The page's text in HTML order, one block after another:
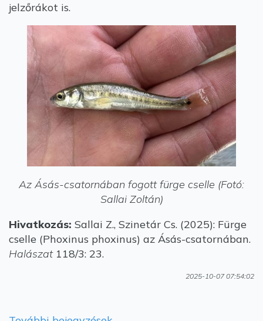
jelzőrákot is.
Az Ásás-csatornában fogott fürge cselle (Fotó:
Sallai Zoltán)
Hivatkozás: Sallai Z., Szinetár Cs. (2025): Fürge
cselle (Phoxinus phoxinus) az Ásás-csatornában.
Halászat118/3: 23.
2025-10-07 07:54:02